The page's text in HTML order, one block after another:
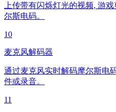
上传带有闪烁灯光的视频, 游
尔斯电码。
10
麦克风解码器
通过麦克风实时解码摩尔斯电
件或录音。
11